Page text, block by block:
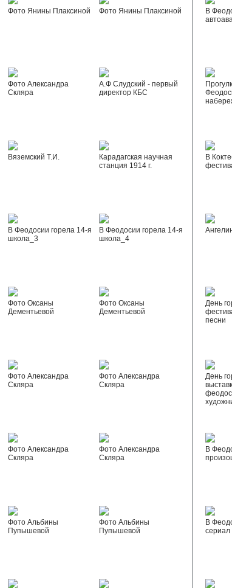
Фото Янины Плаксиной Фото Янины Плаксиной
Фото Александра
Скляра
А.Ф Слудский - первый
директор КБС
Вяземский Т.И.
Карадагская научная
станция 1914 г.
В Феодосии горела 14-я
школа_3
В Феодосии горела 14-я
школа_4
Фото Оксаны
Дементьевой
Фото Оксаны
Дементьевой
Фото Александра
Скляра
Фото Александра
Скляра
Фото Александра
Скляра
Фото Александра
Скляра
Фото Альбины
Пупышевой
Фото Альбины
Пупышевой
В
В
День
песни
День
В
В